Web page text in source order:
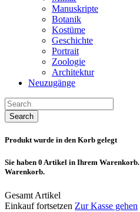
Manuskripte
Botanik
Kostüme
Geschichte
Portrait
Zoologie
Architektur
Neuzugänge
Search
Produkt wurde in den Korb gelegt
Sie haben 0 Artikel in Ihrem Warenkorb.
Warenkorb.
Gesamt Artikel
Einkauf fortsetzen Zur Kasse gehen